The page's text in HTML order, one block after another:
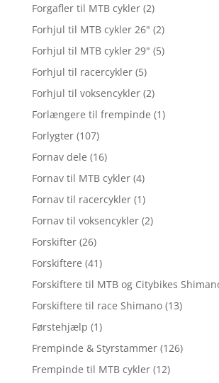
Forgafler til MTB cykler (2)
Forhjul til MTB cykler 26" (2)
Forhjul til MTB cykler 29" (5)
Forhjul til racercykler (5)
Forhjul til voksencykler (2)
Forlængere til frempinde (1)
Forlygter (107)
Fornav dele (16)
Fornav til MTB cykler (4)
Fornav til racercykler (1)
Fornav til voksencykler (2)
Forskifter (26)
Forskiftere (41)
Forskiftere til MTB og Citybikes
Forskiftere til race Shimano (13)
Førstehjælp (1)
Frempinde & Styrstammer (126)
Frempinde til MTB cykler (12)